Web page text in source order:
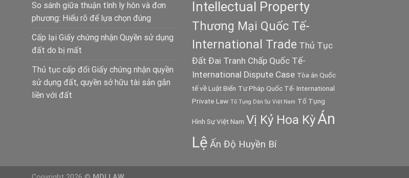
So sánh giữa thuận tình ly hôn và đơn
phương: Hiểu rõ để lựa chọn đúng
Cấp lại Giấy chứng nhận Quyền sử dụng
đất do bị mất
Thủ tục cấp đổi Giấy chứng nhận quyền
sử dụng đất, quyền sở hữu tài sản gắn
liền với đất
Intellectual Property
Thương Mại Quốc Tế-
International Trade Thủ Tục
Đất Đai Tranh Chấp Quốc Tế-
International Dispute Case Tòa án Quốc
tế về Luật Biển Tư Pháp Quốc Tế- International
Private Law Tố Tụng Dân Sự Việt Nam Tố Tụng
Hình Sự Việt Nam Vị Kỷ Hoa KỳÁn
Lệ Ấn Độ Huyền Bí